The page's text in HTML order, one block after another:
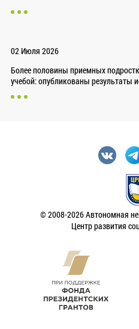
02 Июля 2026
Более половины приемных
учебой: опубликованы результаты
© 2008-2026 Автономная
Центр развития